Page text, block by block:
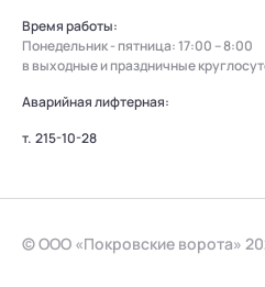
Время работы:
Понедельник - пятница: 17:00 – 8:00
в выходные и праздничные
Аварийная лифтерная:
т. 215-10-28
© ООО «Покровские ворота»